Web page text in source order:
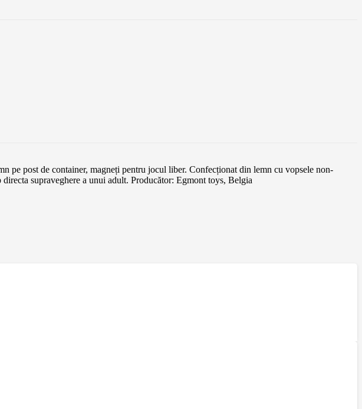
pe post de container, magneți pentru jocul liber. Confecționat din lemn cu vopsele non-
supraveghere a unui adult. Producător: Egmont toys, Belgia